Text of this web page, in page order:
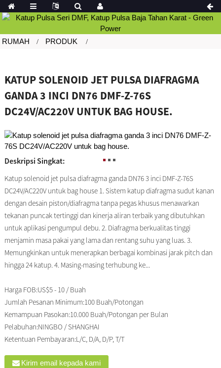
RUMAH PRODUK
KATUP SOLENOID JET PULSA DIAFRAGMA
GANDA 3 INCI DN76 DMF-Z-76S
DC24V/AC220V UNTUK BAG HOUSE.
Deskripsi Singkat:
Katup solenoid jet pulsa diafragma ganda DN76 3 inci DMF-Z-76S
DC24V/AC220V untuk bag house 1. Sistem katup diafragma sudut kanan
dengan desain piston/diafragma tanpa pegas khusus menawarkan
tekanan puncak tertinggi dan kinerja aliran terbaik yang dibutuhkan
untuk aplikasi pengumpul debu. 2. Diafragma berkualitas tinggi
menjamin masa pakai yang lama dan rentang suhu yang luas. 3.
Memungkinkan untuk menerapkan berbagai kombinasi jarak pitch dan
hingga 24 katup. 4. Masing-masing terhubung ke...
Harga FOB:US$5 - 10 / Buah
Jumlah Pesanan Minimum:100 Buah/Potongan
Kemampuan Pasokan:10.000 Buah/Potongan per Bulan
Pelabuhan:NINGBO / SHANGHAI
Ketentuan Pembayaran:L/C, D/A, D/P, T/T
Kirim email kepada kami